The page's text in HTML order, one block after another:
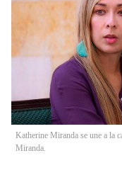
Katherine Miranda se une a la
Miranda.